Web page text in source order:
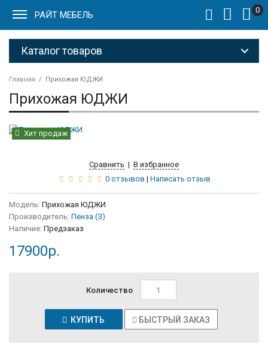
РАЙТ МЕБЕЛЬ 0
Каталог товаров
Главная Прихожая ЮДЖИ
Прихожая ЮДЖИ
Хит продаж
Сравнить | В избранное
0 отзывов | Написать отзыв
Модель: Прихожая ЮДЖИ
Производитель: Пенза (З)
Наличие: Предзаказ
17900р.
Количество
КУПИТЬ БЫСТРЫЙ ЗАКАЗ